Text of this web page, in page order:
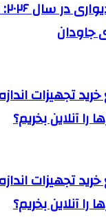
جاودان
تجهیزات
را آنلاین بخریم؟
تجهیزات
را آنلاین بخریم؟